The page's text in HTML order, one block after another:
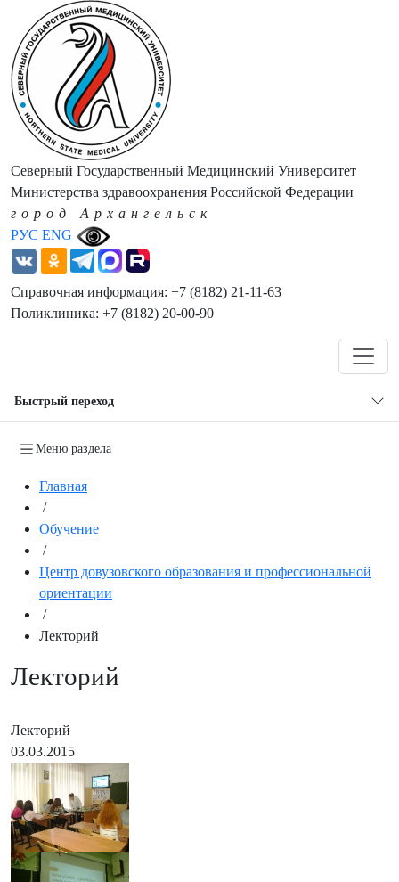
РУС ENG
Северный Государственный Медицинский Университет
Министерства здравоохранения Российской Федерации
город Архангельск
Справочная информация: +7 (8182) 21-11-63
Поликлиника: +7 (8182) 20-00-90
Быстрый переход
Меню раздела
Главная
/
Обучение
/
Центр довузовского образования и профессиональной
ориентации
/
Лекторий
Лекторий
Лекторий
03.03.2015